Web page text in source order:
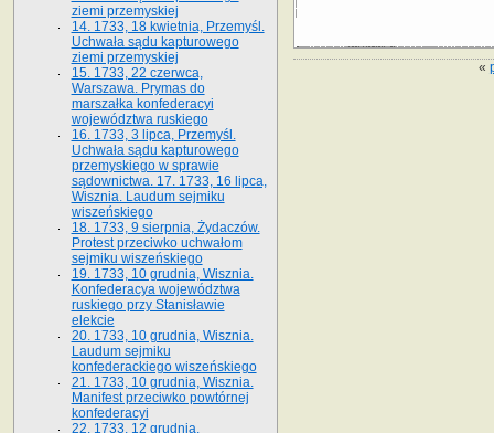
«
ziemi przemyskiej
14. 1733, 18 kwietnia, Przemyśl.
Uchwała sądu kapturowego
ziemi przemyskiej
15. 1733, 22 czerwca,
Warszawa. Prymas do
marszałka konfederacyi
województwa ruskiego
16. 1733, 3 lipca, Przemyśl.
Uchwała sądu kapturowego
przemyskiego w sprawie
sądownictwa. 17. 1733, 16 lipca,
Wisznia. Laudum sejmiku
wiszeńskiego
18. 1733, 9 sierpnia, Żydaczów.
Protest przeciwko uchwałom
sejmiku wiszeńskiego
19. 1733, 10 grudnia, Wisznia.
Konfederacya województwa
ruskiego przy Stanisławie
elekcie
20. 1733, 10 grudnia, Wisznia.
Laudum sejmiku
konfederackiego wiszeńskiego
21. 1733, 10 grudnia, Wisznia.
Manifest przeciwko powtórnej
konfederacyi
22. 1733, 12 grudnia,